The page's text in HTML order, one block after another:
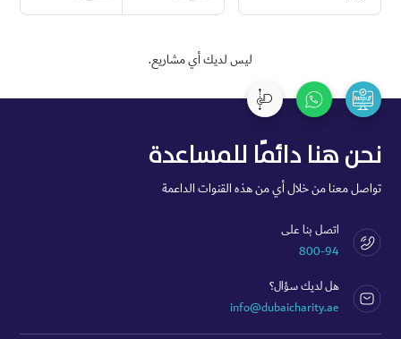
ليس لديك أي مشاريع.
نحن هنا دائمًا للمساعدة
تواصل معنا من خلال أي من هذه القنوات الداعمة
اتصل بنا على
800-94
هل لديك سؤال؟
info@dubaicharity.ae